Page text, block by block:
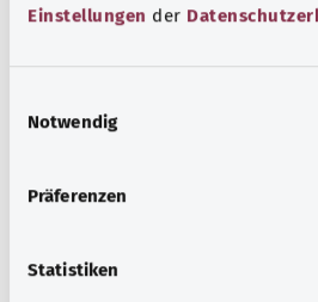
Einstellungen der
Notwendig
Präferenzen
Statistiken
بسبب التغيرات في الكبد. في